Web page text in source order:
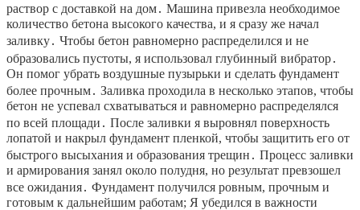
раствор с доставкой на дом․ Машина привезла необходимое
количество бетона высокого качества, и я сразу же начал
заливку․ Чтобы бетон равномерно распределился и не
образовались пустоты, я использовал глубинный вибратор․
Он помог убрать воздушные пузырьки и сделать фундамент
более прочным․ Заливка проходила в несколько этапов, чтобы
бетон не успевал схватываться и равномерно распределялся
по всей площади․ После заливки я выровнял поверхность
лопатой и накрыл фундамент пленкой, чтобы защитить его от
быстрого высыхания и образования трещин․ Процесс заливки
и армирования занял около полудня, но результат превзошел
все ожидания․ Фундамент получился ровным, прочным и
готовым к дальнейшим работам; Я убедился в важности